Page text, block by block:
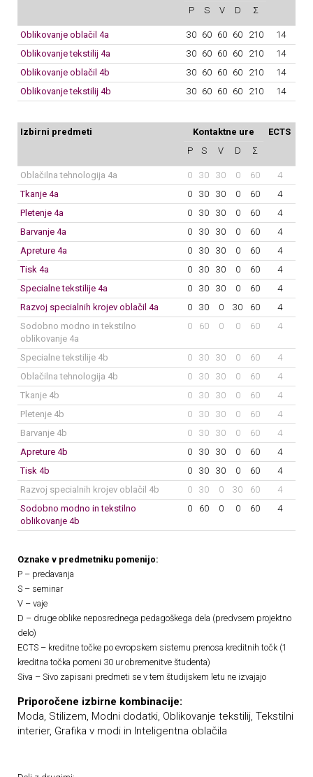
P
S V D Σ
Oblikovanje oblačil 4a 30 60 60 60 210
14
Oblikovanje tekstilij 4a
30 60 60 60 210
14
Oblikovanje oblačil 4b
30 60 60 60 210
14
Oblikovanje tekstilij 4b
30 60 60 60 210 14
Izbirni predmeti Kontaktne ure
ECTS
P
S V D Σ
Oblačilna tehnologija 4a 0 30 30 0 60
4
Tkanje 4a
0 30 30 0 60
4
Pletenje 4a
0 30 30 0 60
4
Barvanje 4a
0 30 30 0 60
4
Apreture 4a
0 30 30 0 60
4
Tisk 4a
0 30 30 0 60
4
Specialne tekstilije 4a
0 30 30 0 60
4
Razvoj specialnih krojev oblačil 4a
0 30 0 30 60
4
Sodobno modno in tekstilno
oblikovanje 4a
0 60 0 0 60 4
Specialne tekstilije 4b 0 30 30 0 60
4
Oblačilna tehnologija 4b
0 30 30 0 60
4
Tkanje 4b
0 30 30 0 60
4
Pletenje 4b
0 30 30 0 60
4
Barvanje 4b
0 30 30 0 60
4
Apreture 4b
0 30 30 0 60
4
Tisk 4b
0 30 30 0 60
4
Razvoj specialnih krojev oblačil 4b
0 30 0 30 60
4
Sodobno modno in tekstilno
oblikovanje 4b
0 60 0 0 60 4
Oznake v predmetniku pomenijo:
P – predavanja
S – seminar
V – vaje
D – druge oblike neposrednega pedagoškega dela (predvsem projektno
delo)
ECTS – kreditne točke po evropskem sistemu prenosa kreditnih točk (1
kreditna točka pomeni 30 ur obremenitve študenta)
Siva – Sivo zapisani predmeti se v tem študijskem letu ne izvajajo
Priporočene izbirne kombinacije:
Moda, Stilizem, Modni dodatki, Oblikovanje tekstilij, Tekstilni
interier, Grafika v modi in Inteligentna oblačila